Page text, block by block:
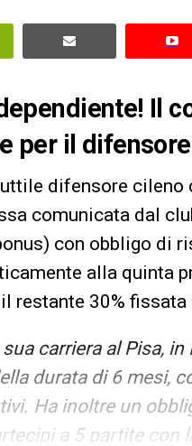
Il
per il
difensore cileno
comunicata dal
con obbligo di
alla quinta
restante 30%
carriera al Pisa, in
durata di 6 mesi,
Ha inoltre un
a 5 partite con